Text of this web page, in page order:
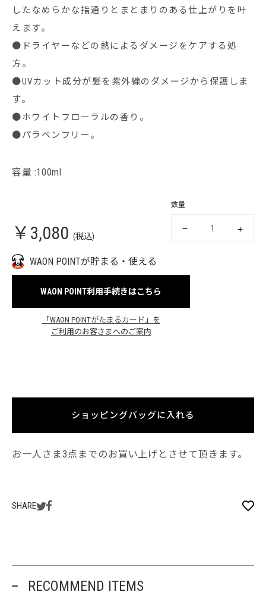
したなめらかな指通りとまとまりのある仕上がりを叶
えます。
●ドライヤーなどの熱によるダメージをケアする処
方。
●UVカット成分が髪を紫外線のダメージから保護しま
す。
●ホワイトフローラルの香り。
●パラベンフリー。
容量 :100ml
￥3,080 (税込)
数量
WAON POINTが貯まる・使える
WAON POINT利用手続きはこちら
「WAON POINTがたまるカード」を
ご利用のお客さまへのご案内
ショッピングバッグに入れる
お一人さま3点までのお買い上げとさせて頂きます。
SHARE
RECOMMEND ITEMS